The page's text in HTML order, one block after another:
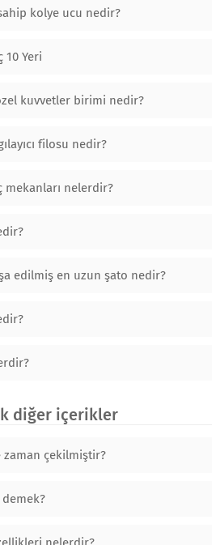
kolye ucu nedir?
10 Yeri
kuvvetler birimi nedir?
filosu nedir?
mekanları nelerdir?
edilmiş en uzun şato nedir?
diğer içerikler
zaman çekilmiştir?